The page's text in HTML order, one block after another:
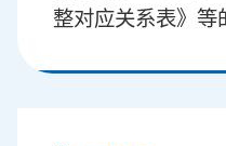
整对应关系表》等